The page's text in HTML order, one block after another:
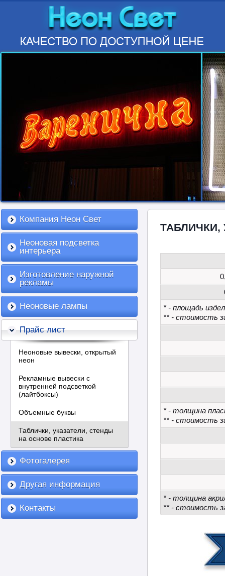
Компания Неон Свет
Неоновая подсветка
интерьера
Изготовление наружной
рекламы
Неоновые лампы
Прайс лист
Неоновые вывески, открытый
неон
Рекламные вывески с
внутренней подсветкой
(лайтбоксы)
Объемные буквы
Таблички, указатели, стенды
на основе пластика
Фотогалерея
Другая информация
Контакты
ТАБЛИЧКИ,
* - площадь
** - стоимость
* - толщина
** - стоимость
* - толщина
** - стоимость